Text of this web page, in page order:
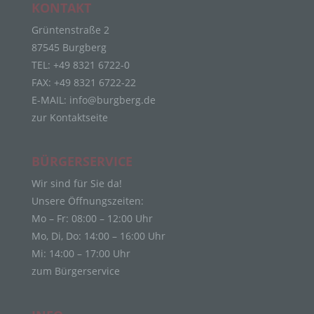
KONTAKT
Grüntenstraße 2
87545 Burgberg
TEL: +49 8321 6722-0
FAX: +49 8321 6722-22
E-MAIL: info@burgberg.de
zur Kontaktseite
BÜRGERSERVICE
Wir sind für Sie da!
Unsere Öffnungszeiten:
Mo – Fr: 08:00 – 12:00 Uhr
Mo, Di, Do: 14:00 – 16:00 Uhr
Mi: 14:00 – 17:00 Uhr
zum Bürgerservice
die sich auf eine identifizierte oder identifizierbare
natürliche Person (im Folgenden „betroffene
Person") beziehen. Als identifizierbar wird eine
natürliche Person angesehen, die direkt oder
indirekt, insbesondere mittels Zuordnung zu einer
Kennung wie einem Namen, zu einer
Kennnummer, zu Standortdaten, zu einer Online-
Kennung oder zu einem oder mehreren
psychischen, wirtschaftlichen, kulturellen oder
sozialen Identität dieser natürlichen Person sind,
identifiziert werden kann.
b) betroffene Person
Betroffene Person ist jede identifizierte oder
personenbezogene Daten von dem für die
Verarbeitung Verantwortlichen verarbeitet werden.